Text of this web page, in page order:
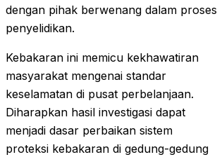
dengan pihak berwenang dalam proses
penyelidikan.
Kebakaran ini memicu kekhawatiran
masyarakat mengenai standar
keselamatan di pusat perbelanjaan.
Diharapkan hasil investigasi dapat
menjadi dasar perbaikan sistem
proteksi kebakaran di gedung-gedung